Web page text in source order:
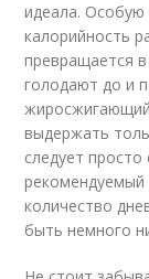
идеала. Особую
калорийность
превращается
голодают до и
выдержать
следует
рекомендуемый
количество
быть немного